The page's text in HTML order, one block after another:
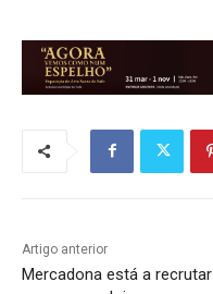
Artigo anterior
Mercadona está a recrutar